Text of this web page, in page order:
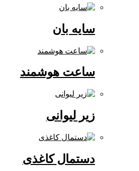
ساعت هوشمند
زیر لیوانی
دستمال کاغذی